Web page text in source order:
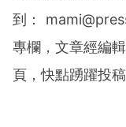
到：
專欄，文章經編
頁，快點踴躍投稿